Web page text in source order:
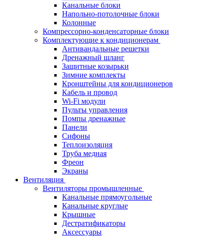
Канальные блоки
Напольно-потолочные блоки
Колонные
Компрессорно-конденсаторные блоки
Комплектующие к кондиционерам
Антивандальные решетки
Дренажный шланг
Защитные козырьки
Зимние комплекты
Кронштейны для кондиционеров
Кабель и провод
Wi-Fi модули
Пульты управления
Помпы дренажные
Панели
Сифоны
Теплоизоляция
Труба медная
Фреон
Экраны
Вентиляция
Вентиляторы промышленные
Канальные прямоугольные
Канальные круглые
Крышные
Дестратификаторы
Аксессуары